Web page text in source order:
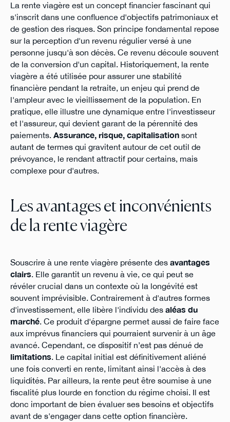
La rente viagère est un concept financier fascinant qui
s'inscrit dans une confluence d'objectifs patrimoniaux et
de gestion des risques. Son principe fondamental repose
sur la perception d'un revenu régulier versé à une
personne jusqu'à son décès. Ce revenu découle souvent
de la conversion d'un capital. Historiquement, la rente
viagère a été utilisée pour assurer une stabilité
financière pendant la retraite, un enjeu qui prend de
l'ampleur avec le vieillissement de la population. En
pratique, elle illustre une dynamique entre l'investisseur
et l'assureur, qui devient garant de la pérennité des
paiements. Assurance, risque, capitalisationsont
autant de termes qui gravitent autour de cet outil de
prévoyance, le rendant attractif pour certains, mais
complexe pour d'autres.
Les avantages et inconvénients
de la rente viagère
Souscrire à une rente viagère présente des avantages
clairs. Elle garantit un revenu à vie, ce qui peut se
révéler crucial dans un contexte où la longévité est
souvent imprévisible. Contrairement à d'autres formes
d'investissement, elle libère l'individu des aléas du
marché. Ce produit d'épargne permet aussi de faire face
aux imprévus financiers qui pourraient survenir à un âge
avancé. Cependant, ce dispositif n’est pas dénué de
limitations. Le capital initial est définitivement aliéné
une fois converti en rente, limitant ainsi l'accès à des
liquidités. Par ailleurs, la rente peut être soumise à une
fiscalité plus lourde en fonction du régime choisi. Il est
donc important de bien évaluer ses besoins et objectifs
avant de s'engager dans cette option financière.